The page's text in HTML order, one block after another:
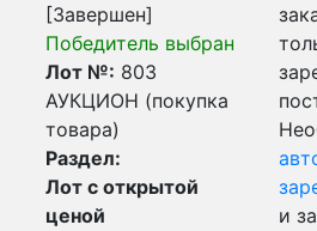
[Завершен]
Победитель выбран
Лот №: 803
АУКЦИОН (покупка
товара)
Раздел:
Лот с открытой
ценой
и